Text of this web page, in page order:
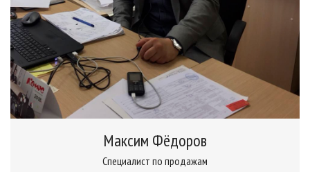
Максим Фёдоров
Специалист по продажам